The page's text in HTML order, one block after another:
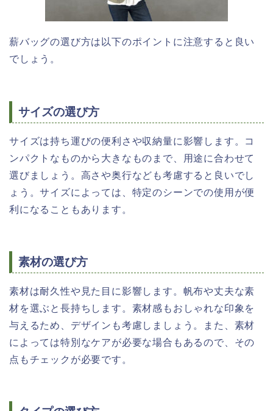
薪バッグの選び方は以下のポイントに注意すると良い
でしょう。
サイズの選び方
サイズは持ち運びの便利さや収納量に影響します。コ
ンパクトなものから大きなものまで、用途に合わせて
選びましょう。高さや奥行なども考慮すると良いでし
ょう。サイズによっては、特定のシーンでの使用が便
利になることもあります。
素材の選び方
素材は耐久性や見た目に影響します。帆布や丈夫な素
材を選ぶと長持ちします。素材感もおしゃれな印象を
与えるため、デザインも考慮しましょう。また、素材
によっては特別なケアが必要な場合もあるので、その
点もチェックが必要です。